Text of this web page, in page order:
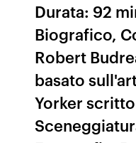
Durata: 92
Biografico,
Robert
basato
Yorker